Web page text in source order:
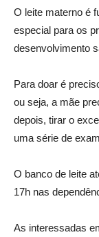
O leite materno é
especial para os
desenvolvimento
Para doar é
ou seja, a mãe
depois, tirar o
uma série de
O banco de leite
17h nas
As interessadas